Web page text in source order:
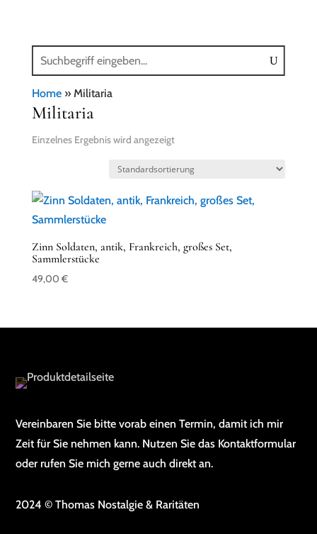
Home» Militaria
Militaria
Einzelnes Ergebnis wird angezeigt
Zinn Soldaten, antik, Frankreich, großes Set,
Sammlerstücke
49,00 €
Vereinbaren Sie bitte vorab einen Termin, damit ich mir
Zeit für Sie nehmen kann. Nutzen Sie das Kontaktformular
oder rufen Sie mich gerne auch direkt an.
2024 © Thomas Nostalgie & Raritäten